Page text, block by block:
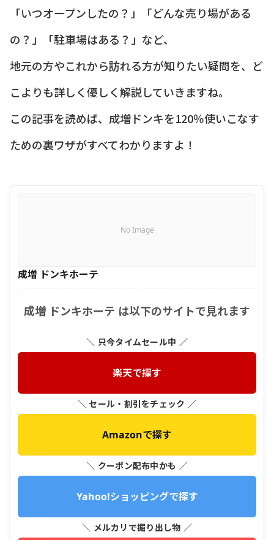
「いつオープンしたの？」「どんな売り場がある
の？」「駐車場はある？」など、
地元の方やこれから訪れる方が知りたい疑問を、ど
こよりも詳しく優しく解説していきますね。
この記事を読めば、成増ドンキを120％使いこなす
ための裏ワザがすべてわかりますよ！
No Image
成増 ドンキホーテ
成増 ドンキホーテ は以下のサイトで見れます
＼ 只今タイムセール中 ／
楽天で探す
＼ セール・割引をチェック ／
Amazonで探す
＼ クーポン配布中かも ／
Yahoo!ショッピングで探す
＼ メルカリで掘り出し物 ／